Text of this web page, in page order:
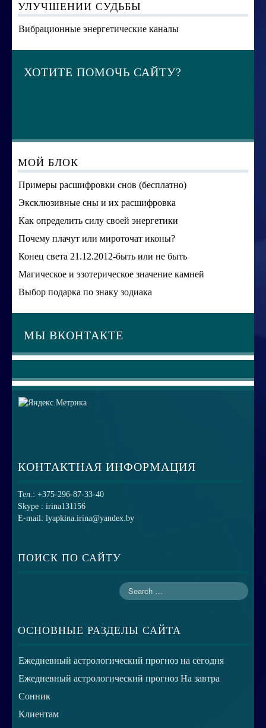
УЛУЧШЕНИИ СУДЬБЫ
Вибрационные энергетические каналы
ХОТИТЕ ПОМОЧЬ САЙТУ?
МОЙ БЛОК
Примеры расшифровки снов (бесплатно)
Эксклюзивные сны и их расшифровка
Как определить силу своей энергетики
Почему плачут или мироточат иконы?
Конец света 21.12.2012-быть или не быть
Магическое и эзотерическое значение камней
Выбор подарка по знаку зодиака
МЫ ВКОНТАКТЕ
КОНТАКТНАЯ ИНФОРМАЦИЯ
Тел.: +375-296-87-33-40
Skype : irina131156
E-mail: lyapkina.irina@yandex.by
ПОИСК ПО САЙТУ
ОСНОВНЫЕ РАЗДЕЛЫ САЙТА
Ежедневный астрологический прогноз на сегодня
Ежедневный астрологический прогноз На завтра
Сонник
Клиентам